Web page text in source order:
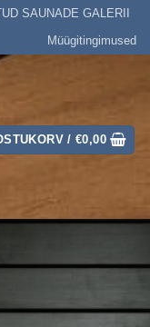
SAUNADE GALERII
Müügitingimused
/€0,00